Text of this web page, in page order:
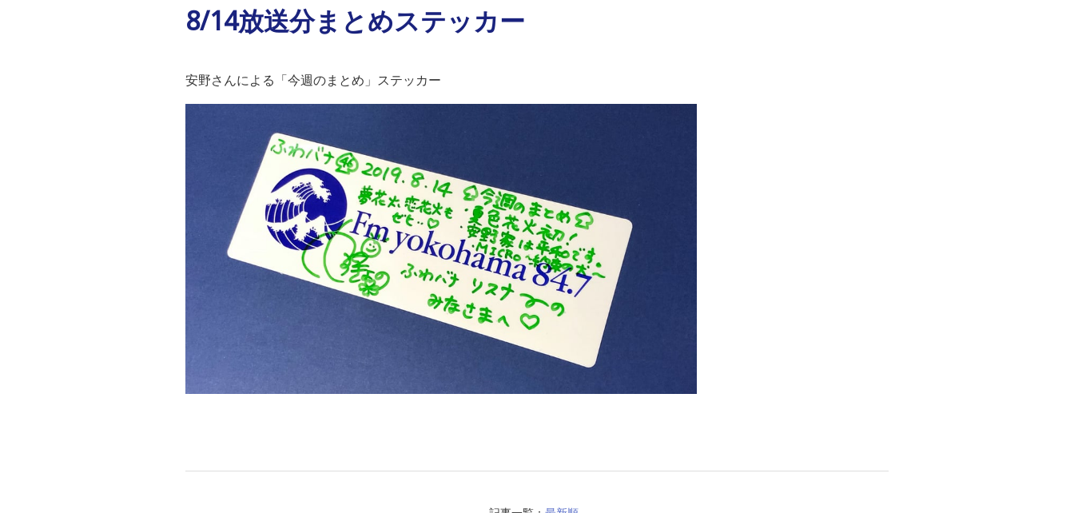
8/14放送分まとめステッカー
安野さんによる「今週のまとめ」ステッカー